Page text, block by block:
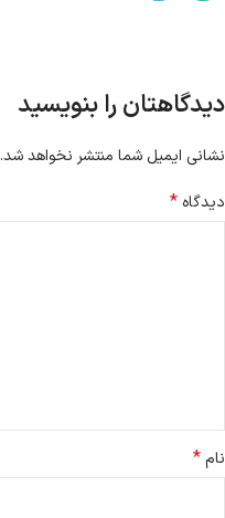
دیدگاهتان را بنویسید
نشانی ایمیل شما منتشر نخواهد شد.
دیدگاه *
نام*